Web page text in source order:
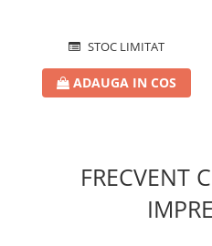
STOC LIMITAT
ADAUGA IN COS
FRECVENT